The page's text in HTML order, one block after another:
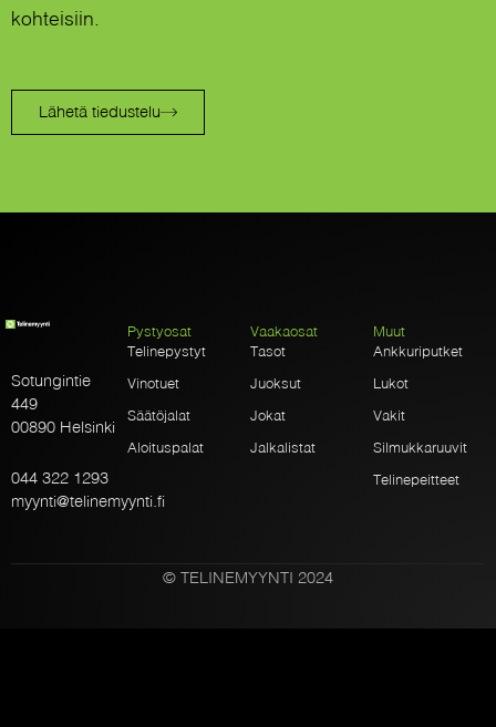
kohteisiin.
Lähetä tiedustelu
Sotungintie
449
00890 Helsinki
044 322 1293
myynti@telinemyynti.fi
Pystyosat
Telinepystyt
Vinotuet
Säätöjalat
Aloituspalat
Vaakaosat
Tasot
Juoksut
Jokat
Jalkalistat
Muut
Ankkuriputket
Lukot
Vakit
Silmukkaruuvit
Telinepeitteet
© TELINEMYYNTI 2024